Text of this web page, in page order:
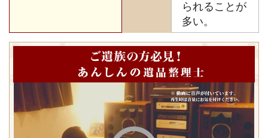
られることが
多い。